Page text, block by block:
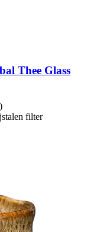
Thee Glass
filter